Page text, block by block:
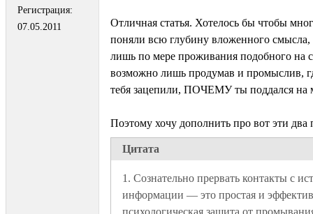
Регистрация:
07.05.2011
Отличная статья. Хотелось бы чтобы
поняли всю глубину вложенного
лишь по мере проживания подобного на
возможно лишь продумав и
тебя зацепили, ПОЧЕМУ ты поддался на
Поэтому хочу дополнить про вот эти два
Цитата
1. Сознательно прервать контакты с
информации — это простая и